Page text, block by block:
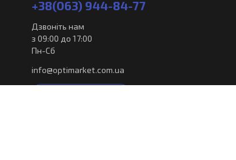
+38(063) 944-84-77
Дзвоніть нам
з 09:00 до 17:00
Пн-Сб
info@optimarket.com.ua